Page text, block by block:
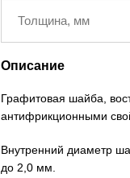
Толщина, мм
Описание
Графитовая шайба,
антифрикционными
Внутренний диаметр
до 2,0 мм.